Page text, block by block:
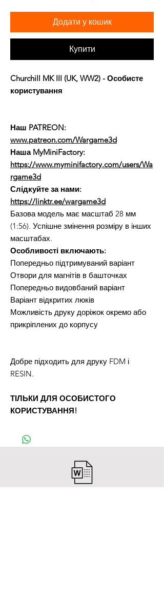
Додати у кошик
Купити
Churchill MK III (UK, WW2) - Особисте
користування
Наш PATREON:
www.patreon.com/Wargame3d
Наша MyMiniFactory:
https://www.myminifactory.com/users/Wa
rgame3d
Слідкуйте за нами:
https://linktr.ee/wargame3d
Базова модель має масштаб 28 мм
(1:56). Успішне змінення розміру в інших
масштабах.
Особливості включають:
Попередньо підтримуваний варіант
Отвори для магнітів в башточках
Попередньо видовбаний варіант
Варіант відкритих люків
Можливість друку доріжок окремо або
прикріплених до корпусу
Добре підходить для друку FDM і
RESIN.
ТІЛЬКИ ДЛЯ ОСОБИСТОГО
КОРИСТУВАННЯ!